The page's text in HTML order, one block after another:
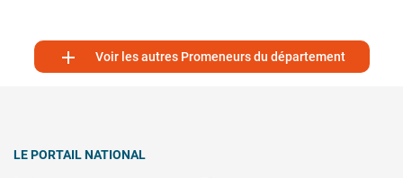
 Voir les autres Promeneurs du département
LE PORTAIL NATIONAL